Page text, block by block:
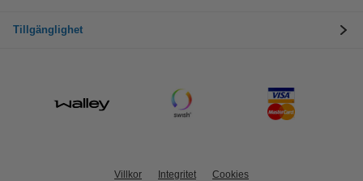
Tillgänglighet
Villkor Integritet Cookies